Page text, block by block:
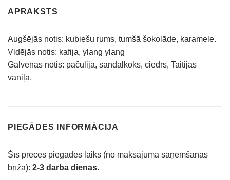
APRAKSTS
Augšējās notis: kubiešu rums, tumšā šokolāde, karamele.
Vidējās notis: kafija, ylang ylang
Galvenās notis: pačūlija, sandalkoks, ciedrs, Taitijas
vaniļa.
PIEGĀDES INFORMĀCIJA
Šīs preces piegādes laiks (no maksājuma saņemšanas
brīža): 2-3 darba dienas.